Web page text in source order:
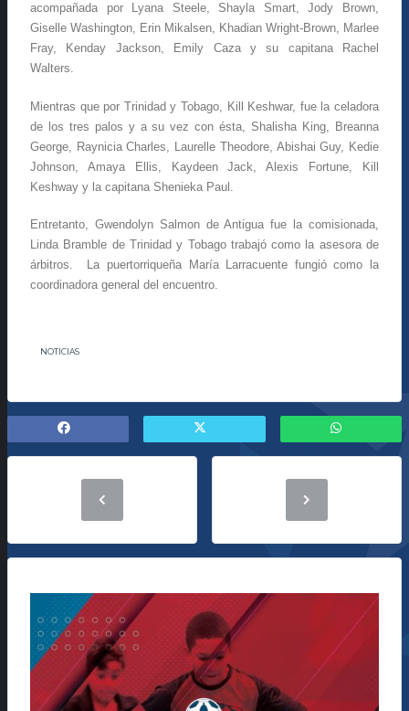
acompañada por Lyana Steele, Shayla Smart, Jody Brown,
Giselle Washington, Erin Mikalsen, Khadian Wright-Brown, Marlee
Fray, Kenday Jackson, Emily Caza y su capitana Rachel
Walters.
Mientras que por Trinidad y Tobago, Kill Keshwar, fue la celadora
de los tres palos y a su vez con ésta, Shalisha King, Breanna
George, Raynicia Charles, Laurelle Theodore, Abishai Guy, Kedie
Johnson, Amaya Ellis, Kaydeen Jack, Alexis Fortune, Kill
Keshway y la capitana Shenieka Paul.
Entretanto, Gwendolyn Salmon de Antigua fue la comisionada,
Linda Bramble de Trinidad y Tobago trabajó como la asesora de
árbitros. La puertorriqueña María Larracuente fungió como la
coordinadora general del encuentro.
NOTICIAS